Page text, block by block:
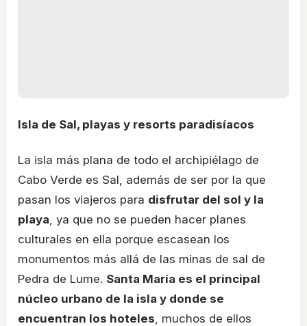
Isla de Sal, playas y resorts paradisíacos
La isla más plana de todo el archipiélago de
Cabo Verde es Sal, además de ser por la que
pasan los viajeros para disfrutar del sol y la
playa , ya que no se pueden hacer planes
culturales en ella porque escasean los
monumentos más allá de las minas de sal de
Pedra de Lume. Santa María es el principal
núcleo urbano de la isla y donde se
encuentran los hoteles , muchos de ellos